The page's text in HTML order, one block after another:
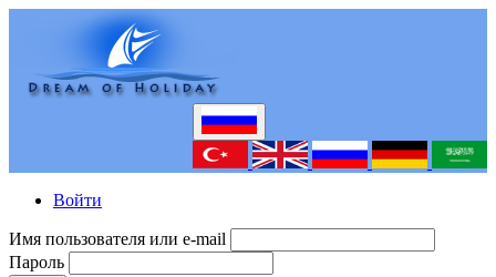
Войти
Имя пользователя или e-mail
Пароль